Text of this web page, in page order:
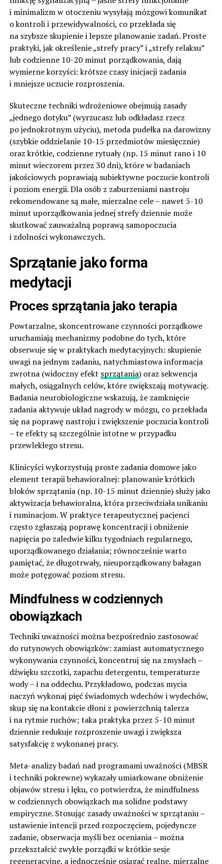
i minimalizm w otoczeniu wysyłają mózgowi komunikat
o kontroli i przewidywalności, co przekłada się
na szybsze skupienie i lepsze planowanie zadań. Proste
praktyki, jak określenie „strefy pracy” i „strefy relaksu”
lub codzienne 10-20 minut porządkowania, dają
wymierne korzyści: krótsze czasy inicjacji zadania
i mniejsze uczucie rozproszenia.
Skuteczne techniki wdrożeniowe obejmują zasady
„jednego dotyku” (wyrzucasz lub odkładasz rzecz
po jednokrotnym użyciu), metoda pudełka na darowizny
(szybkie oddzielanie 10-15 przedmiotów miesięcznie)
oraz krótkie, codzienne rytuały (np. 15 minut rano i 10
minut wieczorem przez 30 dni), które w badaniach
jakościowych poprawiają subiektywne poczucie kontroli
i poziom energii. Dla osób z zaburzeniami nastroju
rekomendowane są małe, mierzalne cele – nawet 5-10
minut uporządkowania jednej strefy dziennie może
skutkować zauważalną poprawą samopoczucia
i zdolności wykonawczych.
Sprzątanie jako forma
medytacji
Proces sprzątania jako terapia
Powtarzalne, skoncentrowane czynności porządkowe
uruchamiają mechanizmy podobne do tych, które
obserwuje się w praktykach medytacyjnych: skupienie
uwagi na jednym zadaniu, natychmiastowa informacja
zwrotna (widoczny efekt sprzątania) oraz sekwencja
małych, osiągalnych celów, które zwiększają motywację.
Badania neurobiologiczne wskazują, że zamknięcie
zadania aktywuje układ nagrody w mózgu, co przekłada
się na poprawę nastroju i zwiększenie poczucia kontroli
– te efekty są szczególnie istotne w przypadku
przewlekłego stresu.
Klinicyści wykorzystują proste zadania domowe jako
element terapii behawioralnej: planowanie krótkich
bloków sprzątania (np. 10-15 minut dziennie) służy jako
aktywizacja behawioralna, która przeciwdziała unikaniu
i ruminacjom. W praktyce terapeutycznej pacjenci
często zgłaszają poprawę koncentracji i obniżenie
napięcia po zaledwie kilku tygodniach regularnego,
uporządkowanego działania; równocześnie warto
pamiętać, że długotrwały, nieuporządkowany bałagan
może potęgować poziom stresu.
Mindfulness w codziennych
obowiązkach
Techniki uważności można bezpośrednio zastosować
do rutynowych obowiązków: zamiast automatycznego
wykonywania czynności, koncentruj się na zmysłach –
dźwięku szczotki, zapachu detergentu, temperaturze
wody – i na oddechu. Przykładowo, podczas mycia
naczyń wykonaj pięć świadomych wdechów i wydechów,
skup się na kontakcie dłoni z powierzchnią talerza
i na rytmie ruchów; taka praktyka przez 5-10 minut
dziennie redukuje rozproszenie uwagi i zwiększa
satysfakcję z wykonanej pracy.
Meta-analizy badań nad programami uważności (MBSR
i techniki pokrewne) wykazały umiarkowane obniżenie
objawów stresu i lęku, co potwierdza, że mindfulness
w codziennych obowiązkach ma solidne podstawy
empiryczne. Stosując zasady uważności w sprzątaniu –
ustawienie intencji przed rozpoczęciem, pojedyncze
zadanie, obserwacja myśli bez oceniania – można
przekształcić zwykłe porządki w krótkie sesje
regeneracyjne, a jednocześnie osiągać realne, mierzalne